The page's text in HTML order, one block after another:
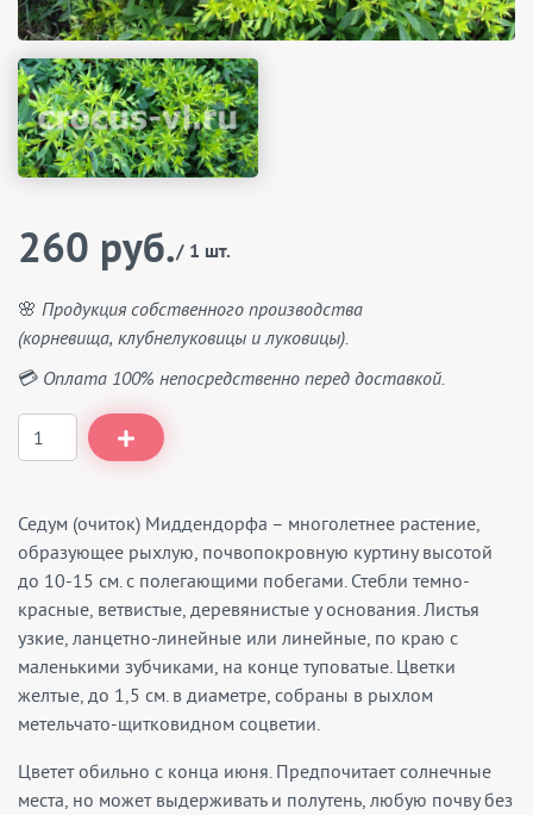
260 руб./ 1 шт.
🌸 Продукция собственного производства
(корневища, клубнелуковицы и луковицы).
💳 Оплата 100% непосредственно перед доставкой.
Седум (очиток) Миддендорфа – многолетнее растение,
образующее рыхлую, почвопокровную куртину высотой
до 10-15 см. с полегающими побегами. Стебли темно-
красные, ветвистые, деревянистые у основания. Листья
узкие, ланцетно-линейные или линейные, по краю с
маленькими зубчиками, на конце туповатые. Цветки
желтые, до 1,5 см. в диаметре, собраны в рыхлом
метельчато-щитковидном соцветии.
Цветет обильно с конца июня. Предпочитает солнечные
места, но может выдерживать и полутень, любую почву без